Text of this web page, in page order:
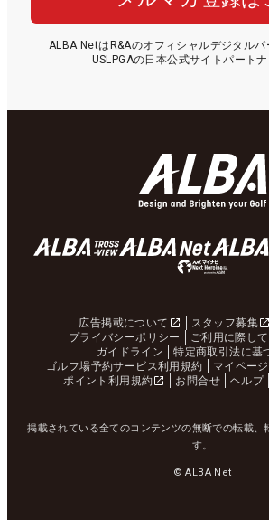
ALBA NetはR&Aのオフィシャルデジタル
USLPGAの日本公式サイトパートナ
広告掲載について スタッフ募集
プライバシーポリシー
ご利用に際して
ガイドライン
特定商取引法に基
ゴルフ場予約サービス利用規約
マイペー
ポイント利用規約
お問合せ ヘルプ
掲載されている全てのコンテンツの無断での転載、
す。
© ALBA Net